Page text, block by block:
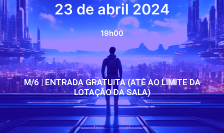
23 de abril 2024
19h00
M/6 | ENTRADA GRATUITA (ATÉ AO LIMITE DA
LOTAÇÃO DA SALA)